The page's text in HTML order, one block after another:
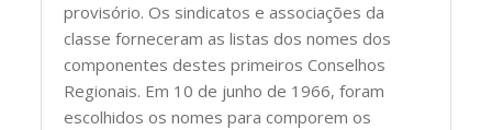
provisório. Os sindicatos e associações da
classe forneceram as listas dos nomes dos
componentes destes primeiros Conselhos
Regionais. Em 10 de junho de 1966, foram
escolhidos os nomes para comporem os